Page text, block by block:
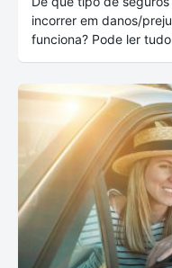
incorrer em danos/
funciona? Pode ler